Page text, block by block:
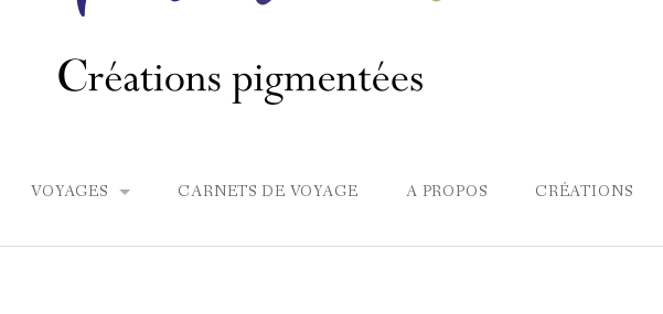
VOYAGES
EUROPE
CARNETS DE VOYAGE A PROPOS CRÉATIONS